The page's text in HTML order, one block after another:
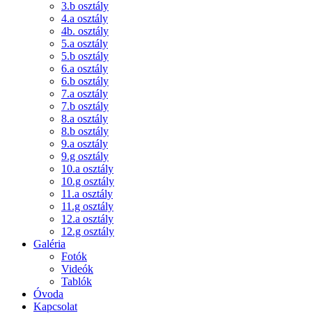
3.b osztály
4.a osztály
4b. osztály
5.a osztály
5.b osztály
6.a osztály
6.b osztály
7.a osztály
7.b osztály
8.a osztály
8.b osztály
9.a osztály
9.g osztály
10.a osztály
10.g osztály
11.a osztály
11.g osztály
12.a osztály
12.g osztály
Galéria
Fotók
Videók
Tablók
Óvoda
Kapcsolat